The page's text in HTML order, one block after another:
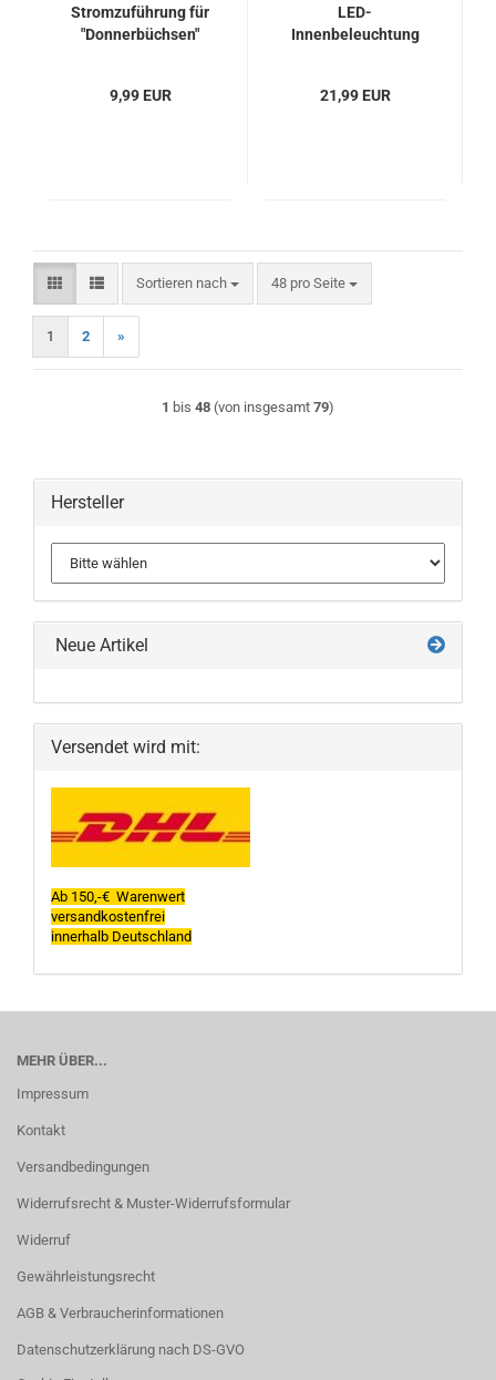
Stromzuführung für
"Donnerbüchsen"
9,99 EUR
LED-
Innenbeleuchtung
21,99 EUR
Sortieren nach
Sortieren nach 48 pro Seite
pro Seite
1 2 »
1 bis 48 (von insgesamt 79)
Hersteller
Neue Artikel
Versendet wird mit:
Ab 150,-€ Warenwert
versandkostenfrei
innerhalb Deutschland
MEHR ÜBER...
Impressum
Kontakt
Versandbedingungen
Widerrufsrecht & Muster-Widerrufsformular
Widerruf
Gewährleistungsrecht
AGB & Verbraucherinformationen
Datenschutzerklärung nach DS-GVO